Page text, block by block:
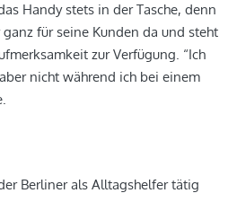
Handy stets in der Tasche, denn
für seine Kunden da und steht
zur Verfügung. “Ich
nicht während ich bei einem
Berliner als Alltagshelfer tätig